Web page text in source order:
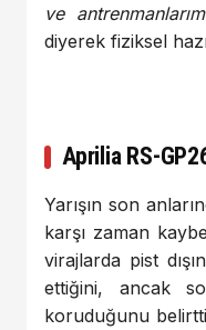
ve
diyerek fiziksel
Aprilia RS-
Yarışın son
karşı zaman
virajlarda pist
ettiğini, ancak
koruduğunu